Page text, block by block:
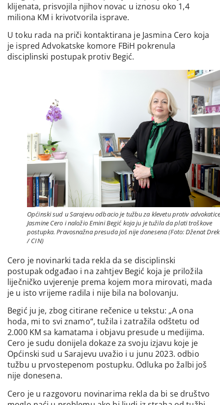
klijenata, prisvojila njihov novac u iznosu oko 1,4
miliona KM i krivotvorila isprave.
U toku rada na priči kontaktirana je Jasmina Cero koja
je ispred Advokatske komore FBiH pokrenula
disciplinski postupak protiv Begić.
Općinski sud u Sarajevu odbacio je tužbu za klevetu protiv advokatice
Jasmine Cero i naložio Emini Begić koja ju je tužila da plati troškove
postupka. Pravosnažna presuda još nije donesena (Foto: Dženat
/ CIN)
Cero je novinarki tada rekla da se disciplinski
postupak odgađao i na zahtjev Begić koja je priložila
liječničko uvjerenje prema kojem mora mirovati, mada
je u isto vrijeme radila i nije bila na bolovanju.
Begić ju je, zbog citirane rečenice u tekstu: „A ona
hoda, mi to svi znamo“, tužila i zatražila odštetu od
2.000 KM sa kamatama i objavu presude u medijima.
Cero je sudu donijela dokaze za svoju izjavu koje je
Općinski sud u Sarajevu uvažio i u junu 2023. odbio
tužbu u prvostepenom postupku. Odluka po žalbi još
nije donesena.
Cero je u razgovoru novinarima rekla da bi se društvo